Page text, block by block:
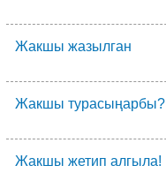
Жакшы жазылган
Жакшы турасыңарбы?
Жакшы жетип алгыла!